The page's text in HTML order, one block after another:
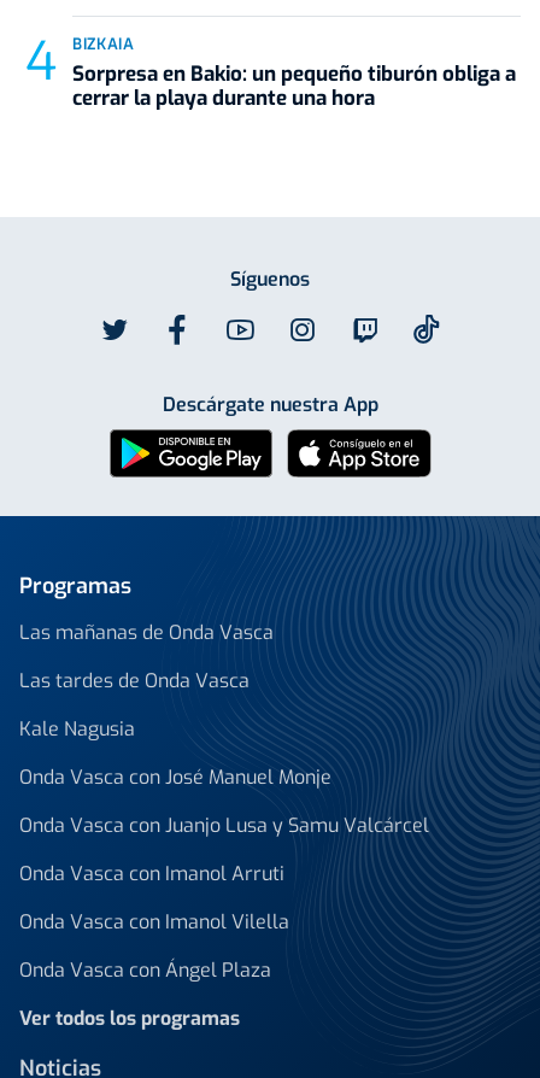
BIZKAIA
Sorpresa en Bakio: un pequeño tiburón obliga a
cerrar la playa durante una hora
Síguenos
Descárgate nuestra App
Programas
Las mañanas de Onda Vasca
Las tardes de Onda Vasca
Kale Nagusia
Onda Vasca con José Manuel Monje
Onda Vasca con Juanjo Lusa y Samu Valcárcel
Onda Vasca con Imanol Arruti
Onda Vasca con Imanol Vilella
Onda Vasca con Ángel Plaza
Ver todos los programas
Noticias